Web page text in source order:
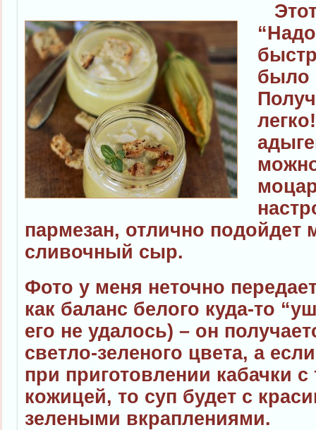
было
пармезан, отлично подойдет
сливочный сыр.
Фото у меня неточно
как баланс белого куда-то
его не удалось) – он
светло-зеленого цвета, а
при приготовлении кабачки
кожицей, то суп будет с
зелеными вкраплениями.